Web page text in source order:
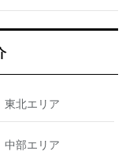
東北エリア
中部エリア